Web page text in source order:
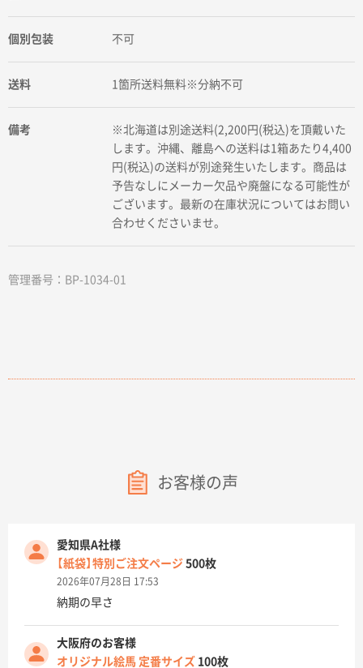
個別包装 不可
送料 1箇所送料無料※分納不可
備考
※北海道は別途送料(2,200円(税込)を頂戴いた
します。沖縄、離島への送料は1箱あたり4,400
円(税込)の送料が別途発生いたします。商品は
予告なしにメーカー欠品や廃盤になる可能性が
ございます。最新の在庫状況についてはお問い
合わせくださいませ。
管理番号：BP-1034-01
お客様の声
愛知県A社様
【紙袋】特別ご注文ページ 500枚
2026年07月28日 17:53
納期の早さ
大阪府のお客様
オリジナル絵馬 定番サイズ 100枚